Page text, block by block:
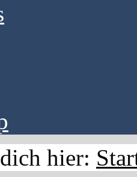
hier: